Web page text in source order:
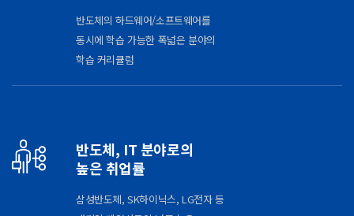
반도체의 하드웨어/소프트웨어를
동시에 학습 가능한 폭넓은 분야의
학습 커리큘럼
반도체, IT 분야로의
높은 취업률
삼성반도체, SK하이닉스, LG전자 등